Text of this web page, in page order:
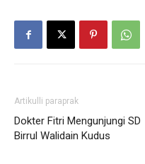
Artikulli paraprak
Dokter Fitri Mengunjungi SD
Birrul Walidain Kudus